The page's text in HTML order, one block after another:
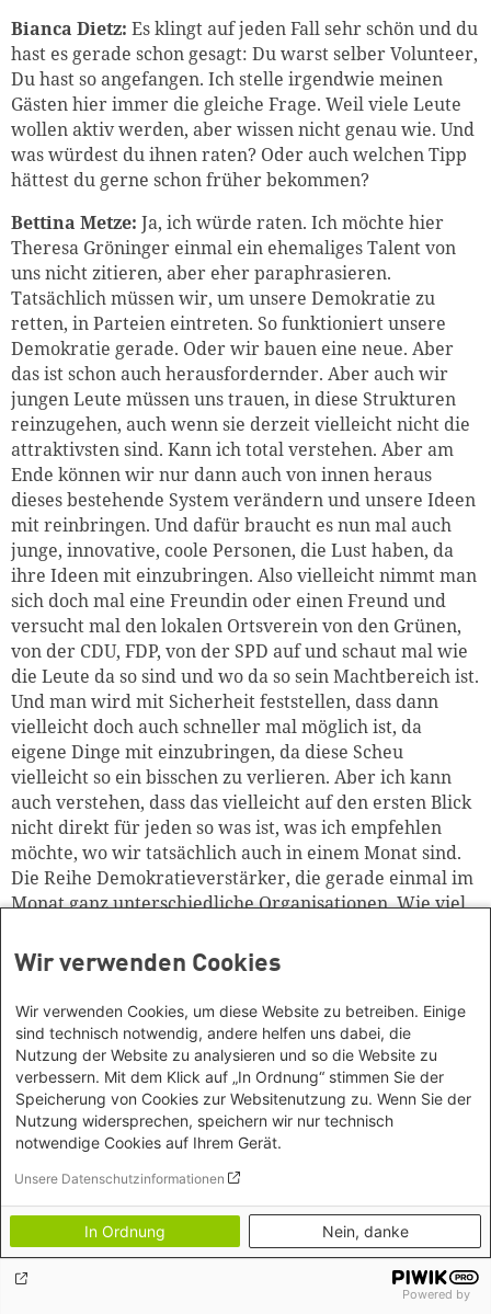
Bianca Dietz: Es klingt auf jeden Fall sehr schön und du
hast es gerade schon gesagt: Du warst selber Volunteer,
Du hast so angefangen. Ich stelle irgendwie meinen
Gästen hier immer die gleiche Frage. Weil viele Leute
wollen aktiv werden, aber wissen nicht genau wie. Und
was würdest du ihnen raten? Oder auch welchen Tipp
hättest du gerne schon früher bekommen?
Bettina Metze: Ja, ich würde raten. Ich möchte hier
Theresa Gröninger einmal ein ehemaliges Talent von
uns nicht zitieren, aber eher paraphrasieren.
Tatsächlich müssen wir, um unsere Demokratie zu
retten, in Parteien eintreten. So funktioniert unsere
Demokratie gerade. Oder wir bauen eine neue. Aber
das ist schon auch herausfordernder. Aber auch wir
jungen Leute müssen uns trauen, in diese Strukturen
reinzugehen, auch wenn sie derzeit vielleicht nicht die
attraktivsten sind. Kann ich total verstehen. Aber am
Ende können wir nur dann auch von innen heraus
dieses bestehende System verändern und unsere Ideen
mit reinbringen. Und dafür braucht es nun mal auch
junge, innovative, coole Personen, die Lust haben, da
ihre Ideen mit einzubringen. Also vielleicht nimmt man
sich doch mal eine Freundin oder einen Freund und
versucht mal den lokalen Ortsverein von den Grünen,
von der CDU, FDP, von der SPD auf und schaut mal wie
die Leute da so sind und wo da so sein Machtbereich ist.
Und man wird mit Sicherheit feststellen, dass dann
vielleicht doch auch schneller mal möglich ist, da
eigene Dinge mit einzubringen, da diese Scheu
vielleicht so ein bisschen zu verlieren. Aber ich kann
auch verstehen, dass das vielleicht auf den ersten Blick
nicht direkt für jeden so was ist, was ich empfehlen
möchte, wo wir tatsächlich auch in einem Monat sind.
Die Reihe Demokratieverstärker, die gerade einmal im
Monat ganz unterschiedliche Organisationen. Wie viel
zusammenbringt? Wir sind da in einem Monat, am 22.
fünfte zusammen, zum Beispiel mit dem Correctiv oder
der Bundesverwaltung und damit dem Thema Petition
zusammen auf einer Bühne der digitalen Bühne und
stellen unsere Arbeit vor. Also im Endeffekt eure
Hörer*innen machen schon genau das Richtige und
schauen, was gibt es da für Organisationen, die
Unterstützung brauchen, die ich vielleicht auch mal für
eine potenzielle Karriere mit spannend fände, also da
und oder als Volunteer unterstützen kann. Da gibt es
einige Organisationen und gerade jetzt, kurz vor den
Landtagswahlen, merkt man, dass da deutlich mehr
auch aus dem Boden sprießt. An Ideen und
Möglichkeiten, wie man aktiv werden kann, außer auf
die oder über die auf die Straße gehen hinaus, da auch
Wir verwenden Cookies
Wir verwenden Cookies, um diese Website zu betreiben. Einige
sind technisch notwendig, andere helfen uns dabei, die
Nutzung der Website zu analysieren und so die Website zu
verbessern. Mit dem Klick auf „In Ordnung“ stimmen Sie der
Speicherung von Cookies zur Websitenutzung zu. Wenn Sie der
Nutzung widersprechen, speichern wir nur technisch
notwendige Cookies auf Ihrem Gerät.
Unsere Datenschutzinformationen
In Ordnung Nein, danke
Powered by